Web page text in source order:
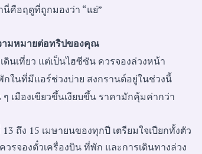
คือฤดูที่ถูกมองว่า “แย่”
ามหมายต่อทริปของคุณ
นเที่ยว แต่เป็นไฮซีซัน ควรจองล่วงหน้า
กในที่มีแอร์ช่วงบ่าย สงกรานต์อยู่ในช่วงนี้
เมืองเขียวขึ้นเงียบขึ้น ราคามักคุ้มค่ากว่า
ถึง 15 เมษายนของทุกปี เตรียมใจเปียกทั้งตัว
จองตั๋วเครื่องบิน ที่พัก และการเดินทางล่วง